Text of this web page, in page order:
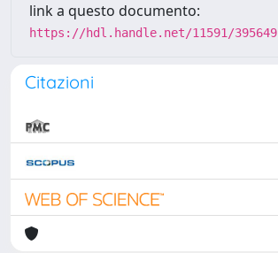
link a questo documento:
https://hdl.handle.net/11591/395649
Citazioni